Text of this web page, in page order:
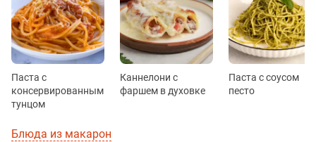
Паста с
консервированным
тунцом
Каннелони с
фаршем в духовке
Паста с соусом
песто
Блюда из макарон